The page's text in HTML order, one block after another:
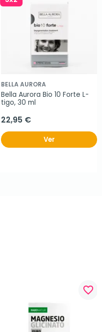
BELLA AURORA
Bella Aurora Bio 10 Forte L-
tigo, 30 ml
22,95 €
Ver
favorite_border